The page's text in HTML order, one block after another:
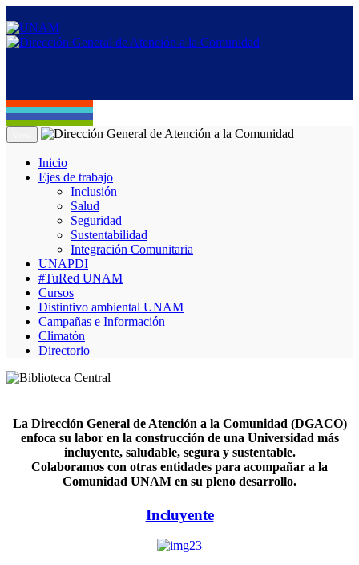
Inicio
Ejes de trabajo
Inclusión
Salud
Seguridad
Sustentabilidad
Integración Comunitaria
UNAPDI
#TuRed UNAM
Cursos
Distintivo ambiental UNAM
Campañas e Información
Climatón
Directorio
La Dirección General de Atención a la Comunidad (DGACO)
enfoca su labor en la construcción de una Universidad más
incluyente, saludable, segura y sustentable.
Colaboramos con otras entidades para acompañar a la
Comunidad UNAM en su pleno desarrollo.
Incluyente